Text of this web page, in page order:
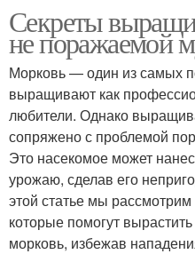
Секреты
не поражаемой
Морковь — один из самых
выращивают как
любители. Однако
сопряжено с проблемой
Это насекомое может
урожаю, сделав его
этой статье мы
которые помогут
морковь, избежав